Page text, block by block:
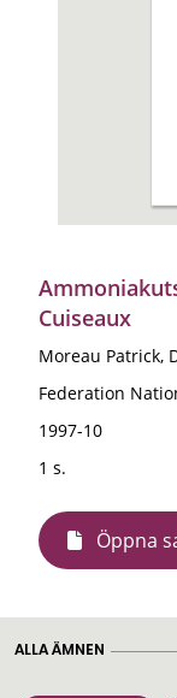
Cuiseaux
Moreau Patrick,
Federation
1997-10
1 s.
Öppna
ALLA ÄMNEN